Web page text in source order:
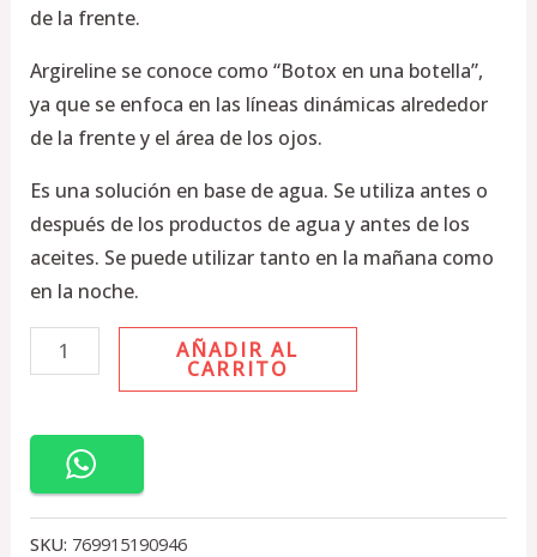
de la frente.
Argireline se conoce como “Botox en una botella”,
ya que se enfoca en las líneas dinámicas alrededor
de la frente y el área de los ojos.
Es una solución en base de agua. Se utiliza antes o
después de los productos de agua y antes de los
aceites. Se puede utilizar tanto en la mañana como
en la noche.
AÑADIR AL
CARRITO
SKU: 769915190946